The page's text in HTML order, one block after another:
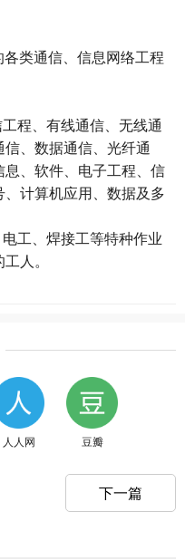
类通信、信息网络工程
程、有线通信、无线通
、数据通信、光纤通
、软件、电子工程、信
计算机应用、数据及多
工、焊接工等特种作业
人。
人人网 豆瓣
下一篇